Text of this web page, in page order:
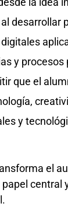
desarrollar
y procesos
que el
y
el